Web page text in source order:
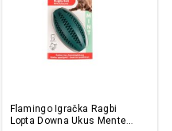
Flamingo Igračka Ragbi
Lopta Downa Ukus Mente